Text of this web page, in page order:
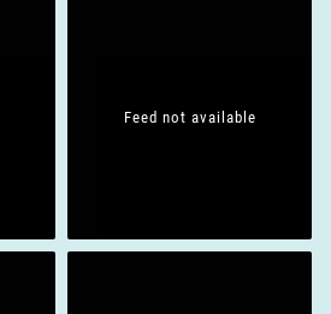
Feed not available